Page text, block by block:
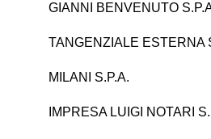
GIANNI BENVENUTO
TANGENZIALE ESTERNA
MILANI S.P.A.
IMPRESA LUIGI NOTARI